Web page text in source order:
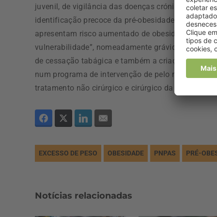
juvenil, de vigilância das doenças crónicas e
identificação precoce da pré-obesidade e
apresentam risco aumentado de obesidade ou
vulnerabilidade”, nomeadamente grávidas e
de cessação tabágica e também a criação da
num programa de intervenção de pelo menos 24
tratamento não cirúrgico e cirúrgico da
EXCESSO DE PESO OBESIDADE PNPAS PRÉ-
Notícias relacionadas